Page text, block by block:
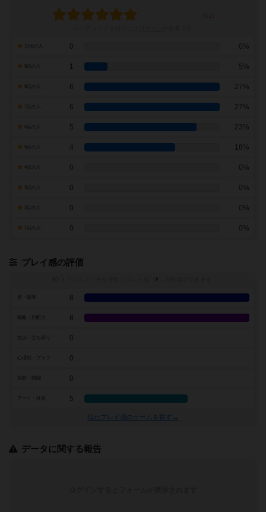
0 0%
1 5%
6 27%
7点の人 6 27%
5 23%
4 18%
0 0%
0 0%
0 0%
0 0%
プレイ感の評価
※
8
戦略・判断力 8
0
0
0
アート・外見 5
似たプレイ感のゲームを探す→
データに関する報告